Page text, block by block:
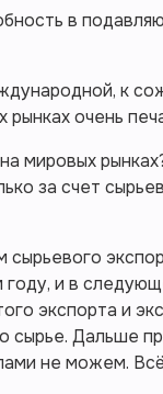
в
к
рынках очень
мировых
за счет
и в
экспорта и
сырье. Дальше
не можем.